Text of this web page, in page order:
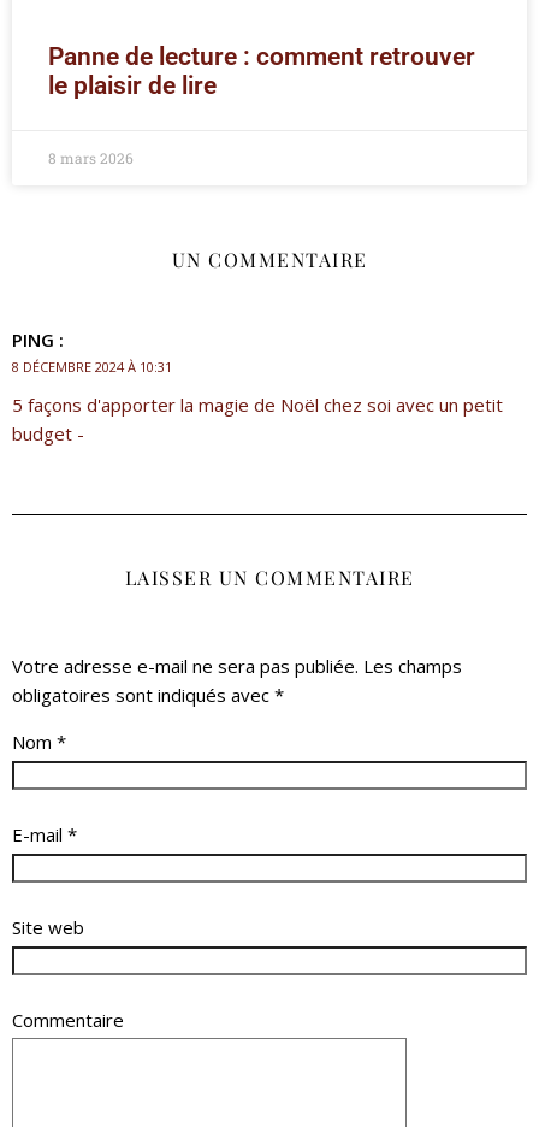
Panne de lecture : comment retrouver
le plaisir de lire
8 mars 2026
UN COMMENTAIRE
PING :
8 DÉCEMBRE 2024 À 10:31
5 façons d'apporter la magie de Noël chez soi avec un petit
budget -
LAISSER UN COMMENTAIRE
Votre adresse e-mail ne sera pas publiée. Les champs
obligatoires sont indiqués avec *
Nom *
E-mail *
Site web
Commentaire